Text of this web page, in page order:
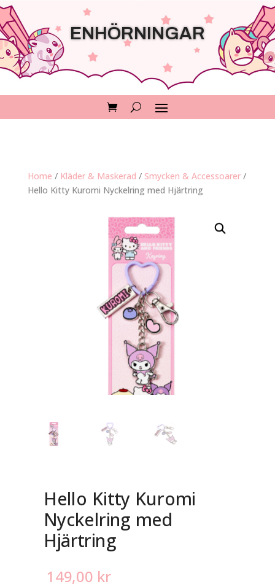
ENHÖRNINGAR
Home / Kläder & Maskerad / Smycken & Accessoarer/
Hello Kitty Kuromi Nyckelring med Hjärtring
Hello Kitty Kuromi
Nyckelring med
Hjärtring
149,00 kr